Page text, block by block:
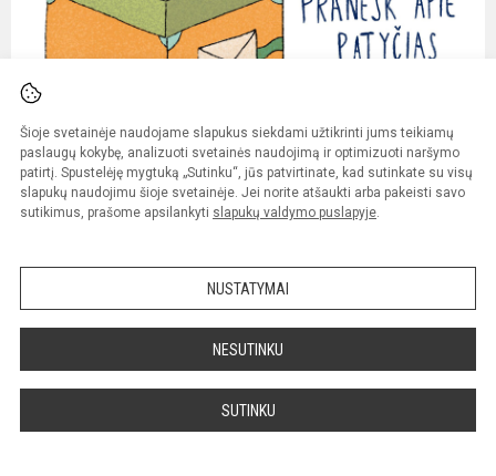
Šioje svetainėje naudojame slapukus siekdami užtikrinti jums teikiamų
paslaugų kokybę, analizuoti svetainės naudojimą ir optimizuoti naršymo
patirtį. Spustelėję mygtuką „Sutinku“, jūs patvirtinate, kad sutinkate su visų
slapukų naudojimu šioje svetainėje. Jei norite atšaukti arba pakeisti savo
sutikimus, prašome apsilankyti slapukų valdymo puslapyje.
NUSTATYMAI
NESUTINKU
SUTINKU